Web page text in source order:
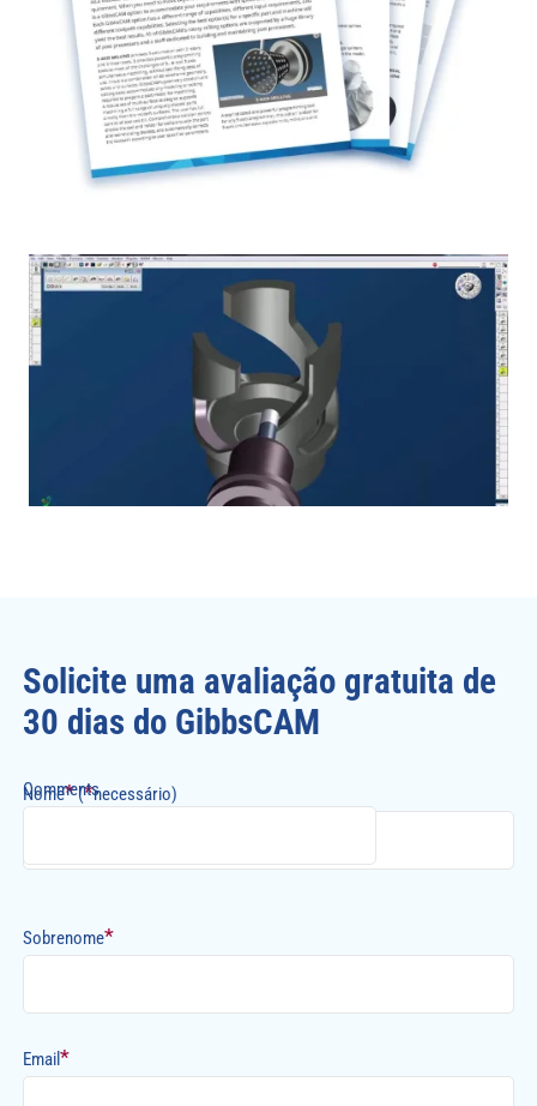
Solicite uma avaliação gratuita de
30 dias do GibbsCAM
Comments
Nome*(*necessário)
Sobrenome*
Email*